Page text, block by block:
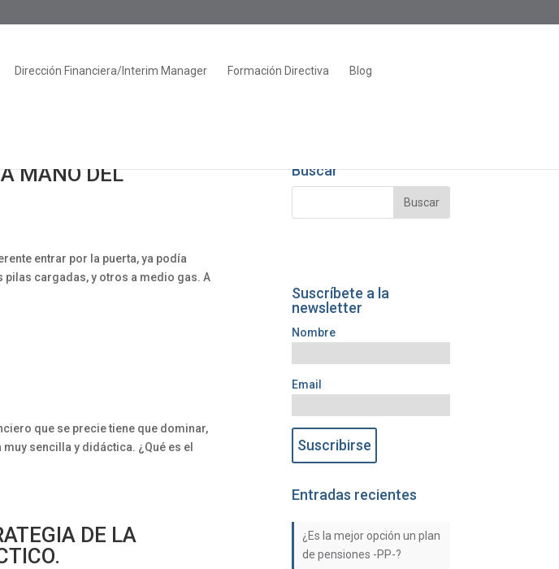
Dirección Financiera/Interim Manager Formación Directiva Blog
MANO DEL
entrar por la puerta, ya podía
pilas cargadas, y otros a medio gas. A
que se precie tiene que dominar,
sencilla y didáctica. ¿Qué es el
DE LA
Buscar
Suscríbete a la
newsletter
Nombre
Email
Entradas recientes
¿Es la mejor opción un plan
de pensiones -PP-?